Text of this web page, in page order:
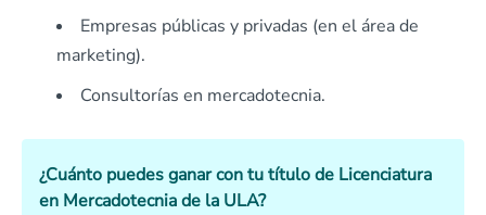
Empresas públicas y privadas (en el área de
marketing).
Consultorías en mercadotecnia.
¿Cuánto puedes ganar con tu título de Licenciatura
en Mercadotecnia de la ULA?